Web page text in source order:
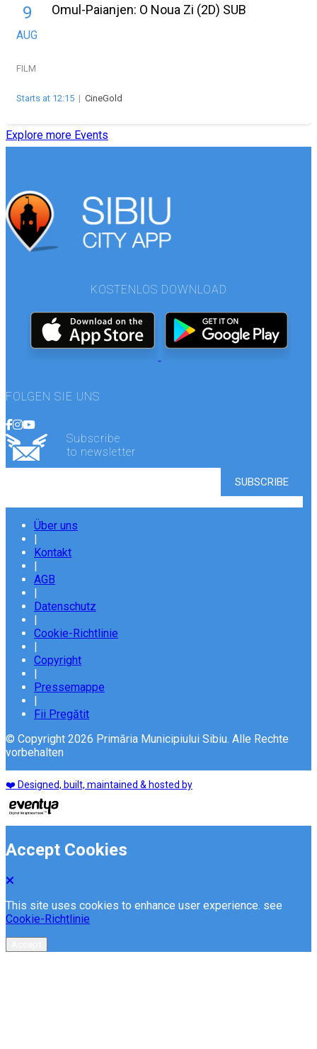
9
AUG
Omul-Paianjen: O Noua Zi (2D) SUB
FILM
Starts at 12:15 | CineGold
Explore more Events
KOSTENLOS DOWNLOAD
FOLGEN SIE UNS
Subscribe
to newsletter
Über uns
|
Kontakt
|
AGB
|
Datenschutz
|
Cookie-Richtlinie
|
Copyright
|
Pressemappe
|
Fii Pregătit
© Copyright 2026 Primăria Municipiului Sibiu. Alle Rechte
vorbehalten
❤️ Designed, built, maintained & hosted by
Accept Cookies
This site uses cookies to enhance user experience. see
Cookie-Richtlinie